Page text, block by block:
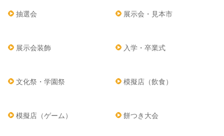
抽選会 展示会・見本市
展示会装飾 入学・卒業式
文化祭・学園祭 模擬店（飲食）
模擬店（ゲーム） 餅つき大会